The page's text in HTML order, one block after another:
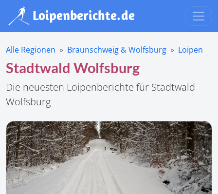
Alle Regionen Braunschweig & Wolfsburg Loipen
Stadtwald Wolfsburg
Die neuesten Loipenberichte für Stadtwald
Wolfsburg